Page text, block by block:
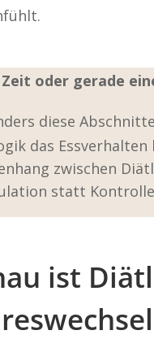
oder gerade
diese
das
zwischen
statt
ist